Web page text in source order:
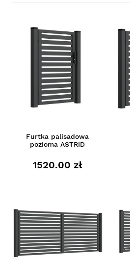
Furtka palisadowa
pozioma ASTRID
1520.00 zł